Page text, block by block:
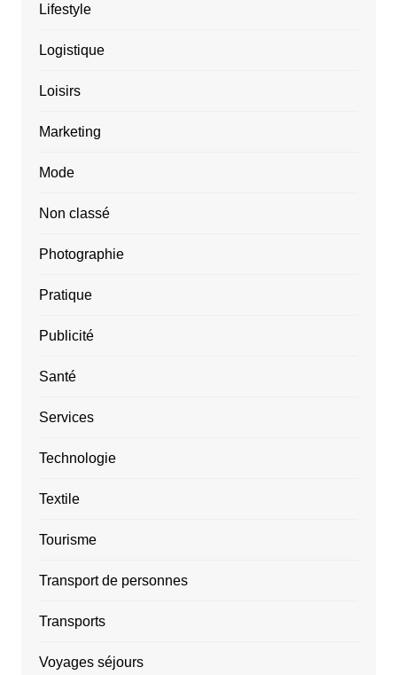
Lifestyle
Logistique
Loisirs
Marketing
Mode
Non classé
Photographie
Pratique
Publicité
Santé
Services
Technologie
Textile
Tourisme
Transport de personnes
Transports
Voyages séjours